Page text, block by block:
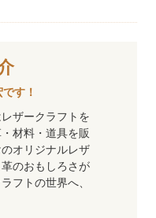
す！
ザークラフトを
材料・道具を販
オリジナルレザ
のおもしろさが
フトの世界へ、